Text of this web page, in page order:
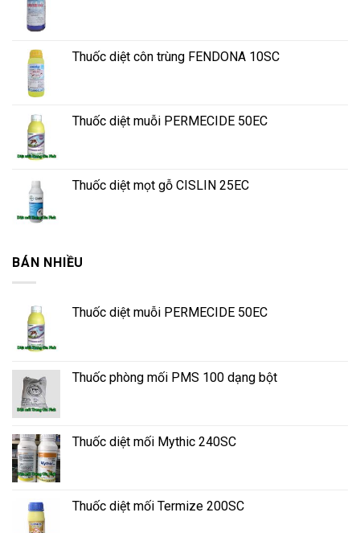
Thuốc diệt côn trùng FENDONA 10SC
Thuốc diệt muỗi PERMECIDE 50EC
Thuốc diệt mọt gỗ CISLIN 25EC
BÁN NHIỀU
Thuốc diệt muỗi PERMECIDE 50EC
Thuốc phòng mối PMS 100 dạng bột
Thuốc diệt mối Mythic 240SC
Thuốc diệt mối Termize 200SC